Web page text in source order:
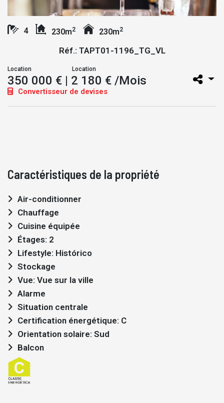
4 230m2 230m2
Réf.: TAPT01-1196_TG_VL
Location
350 000 €
Location
| 2 180 € /Mois
Convertisseur de devises
Caractéristiques de la propriété
Air-conditionner
Chauffage
Cuisine équipée
Étages: 2
Lifestyle: Histórico
Stockage
Vue: Vue sur la ville
Alarme
Situation centrale
Certification énergétique: C
Orientation solaire: Sud
Balcon